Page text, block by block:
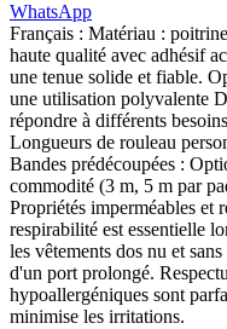
WhatsApp
Français : Matériau :
haute qualité avec adhésif
une tenue solide et fiable.
une utilisation polyvalente
répondre à différents
Longueurs de rouleau
Bandes prédécoupées :
commodité (3 m, 5 m par
Propriétés imperméables et
respirabilité est essentielle
les vêtements dos nu et
d'un port prolongé.
hypoallergéniques sont
minimise les irritations.